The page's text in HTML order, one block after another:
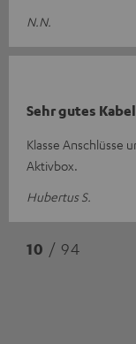
N.N.
Sehr gutes Kabel
Klasse Anschlüsse
Aktivbox.
Hubertus S.
10 / 94